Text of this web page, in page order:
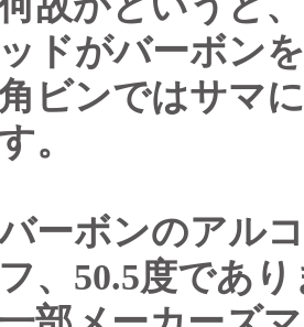
ッドがバーボン
ビンではサマ
。
ーボンのアル
フ、50.5度であ